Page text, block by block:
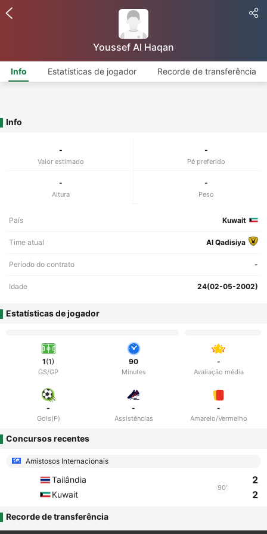
Youssef Al Haqan
Info Estatísticas de jogador Recorde de transferência
Info
-
Valor estimado
-
Pé preferido
-
Altura
-
Peso
País Kuwait
Time atual Al Qadisiya
Período do contrato -
Idade 24(02-05-2002)
Estatísticas de jogador
1(1)
GS/GP
90
Minutes
-
Avaliação média
-
Gols(P)
-
Assistências
-
Amarelo/Vermelho
Concursos recentes
Amistosos Internacionais
Tailândia
Kuwait
90'
2
2
Recorde de transferência